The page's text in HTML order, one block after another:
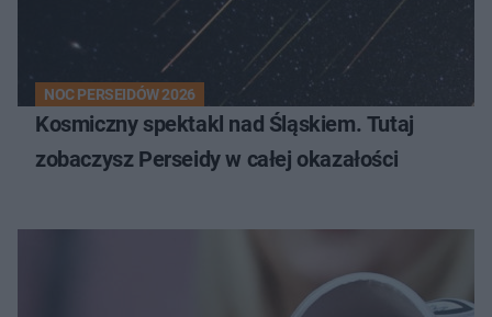
NOC PERSEIDÓW 2026
Kosmiczny spektakl nad Śląskiem. Tutaj
zobaczysz Perseidy w całej okazałości